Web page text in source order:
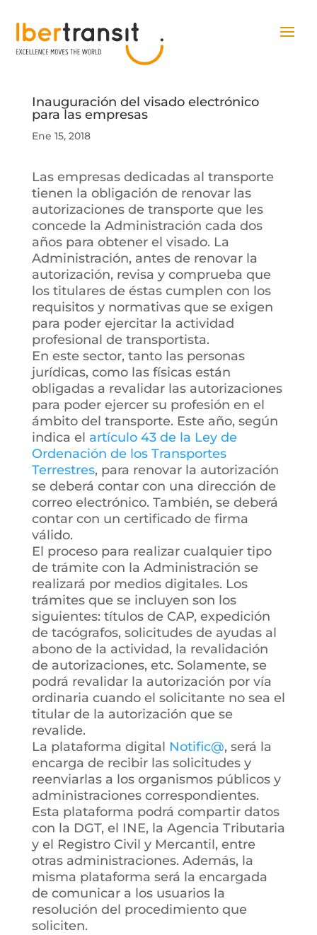
Inauguración del visado electrónico
para las empresas
Ene 15, 2018
Las empresas dedicadas al transporte
tienen la obligación de renovar las
autorizaciones de transporte que les
concede la Administración cada dos
años para obtener el visado. La
Administración, antes de renovar la
autorización, revisa y comprueba que
los titulares de éstas cumplen con los
requisitos y normativas que se exigen
para poder ejercitar la actividad
profesional de transportista.
En este sector, tanto las personas
jurídicas, como las físicas están
obligadas a revalidar las autorizaciones
para poder ejercer su profesión en el
ámbito del transporte. Este año, según
indica el artículo 43 de la Ley de
Ordenación de los Transportes
Terrestres, para renovar la autorización
se deberá contar con una dirección de
correo electrónico. También, se deberá
contar con un certificado de firma
válido.
El proceso para realizar cualquier tipo
de trámite con la Administración se
realizará por medios digitales. Los
trámites que se incluyen son los
siguientes: títulos de CAP, expedición
de tacógrafos, solicitudes de ayudas al
abono de la actividad, la revalidación
de autorizaciones, etc. Solamente, se
podrá revalidar la autorización por vía
ordinaria cuando el solicitante no sea el
titular de la autorización que se
revalide.
La plataforma digital Notific@, será la
encarga de recibir las solicitudes y
reenviarlas a los organismos públicos y
administraciones correspondientes.
Esta plataforma podrá compartir datos
con la DGT, el INE, la Agencia Tributaria
y el Registro Civil y Mercantil, entre
otras administraciones. Además, la
misma plataforma será la encargada
de comunicar a los usuarios la
resolución del procedimiento que
soliciten.